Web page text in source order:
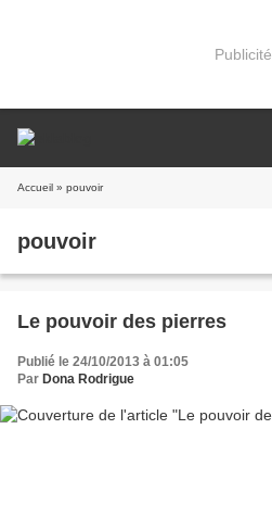
Publicité
Accueil » pouvoir
pouvoir
Le pouvoir des pierres
Publié le 24/10/2013 à 01:05
Par Dona Rodrigue